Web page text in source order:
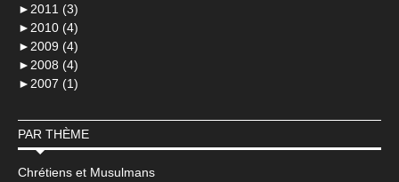
► 2011 (3)
► 2010 (4)
► 2009 (4)
► 2008 (4)
► 2007 (1)
PAR THÈME
Chrétiens et Musulmans